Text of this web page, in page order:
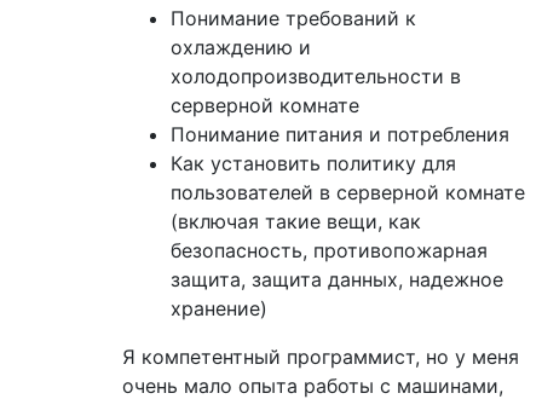
Понимание требований к
охлаждению и
холодопроизводительности в
серверной комнате
Понимание питания и потребления
Как установить политику для
пользователей в серверной комнате
(включая такие вещи, как
безопасность, противопожарная
защита, защита данных, надежное
хранение)
Я компетентный программист, но у меня
очень мало опыта работы с машинами,